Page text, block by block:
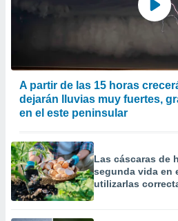
A partir de las 15 horas
dejarán lluvias muy fuertes,
en el este peninsular
Las cáscaras de
segunda vida en
utilizarlas